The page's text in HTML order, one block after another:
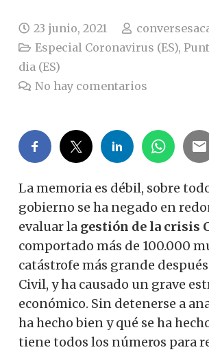
23 junio, 2021
Especial Coronavirus (ES),
dia (ES)
No hay comentarios
La memoria es débil, sobre
gobierno se ha negado en
evaluar la gestión de la crisis
comportado más de 100.000
catástrofe más grande
Civil, y ha causado un grave
económico. Sin detenerse a
ha hecho bien y qué se ha
tiene todos los números para